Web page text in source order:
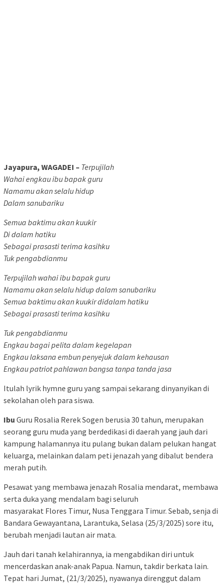
Jayapura, WAGADEI – Terpujilah
Wahai engkau ibu bapak guru
Namamu akan selalu hidup
Dalam sanubariku
Semua baktimu akan kuukir
Di dalam hatiku
Sebagai prasasti terima kasihku
Tuk pengabdianmu
Terpujilah wahai ibu bapak guru
Namamu akan selalu hidup dalam sanubariku
Semua baktimu akan kuukir didalam hatiku
Sebagai prasasti terima kasihku
Tuk pengabdianmu
Engkau bagai pelita dalam kegelapan
Engkau laksana embun penyejuk dalam kehausan
Engkau patriot pahlawan bangsa tanpa tanda jasa
Itulah lyrik hymne guru yang sampai sekarang dinyanyikan di
sekolahan oleh para siswa.
Ibu Guru Rosalia Rerek Sogen berusia 30 tahun, merupakan
seorang guru muda yang berdedikasi di daerah yang jauh dari
kampung halamannya itu pulang bukan dalam pelukan hangat
keluarga, melainkan dalam peti jenazah yang dibalut bendera
merah putih.
Pesawat yang membawa jenazah Rosalia mendarat, membawa
serta duka yang mendalam bagi seluruh
masyarakat Flores Timur, Nusa Tenggara Timur. Sebab, senja di
Bandara Gewayantana, Larantuka, Selasa (25/3/2025) sore itu,
berubah menjadi lautan air mata.
Jauh dari tanah kelahirannya, ia mengabdikan diri untuk
mencerdaskan anak-anak Papua. Namun, takdir berkata lain.
Tepat hari Jumat, (21/3/2025), nyawanya direnggut dalam